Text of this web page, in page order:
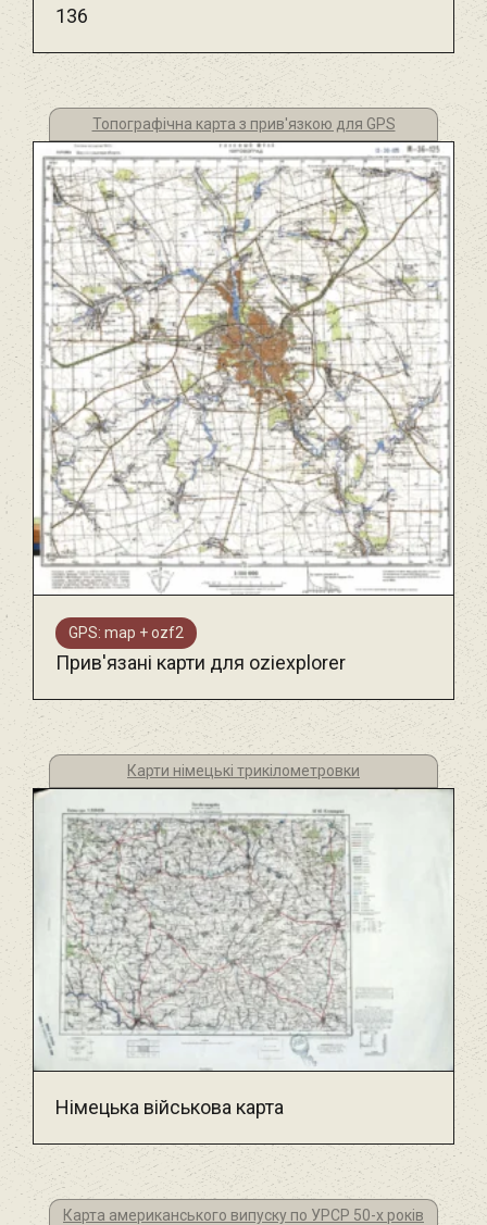
136
Топографічна карта з прив'язкою для GPS
GPS: map + ozf2
Прив'язані карти для oziexplorer
Карти німецькі трикілометровки
Німецька військова карта
Карта американського випуску по УРСР 50-х років